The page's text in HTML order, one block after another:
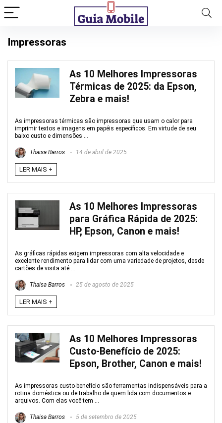
Impressoras
As 10 Melhores Impressoras
Térmicas de 2025: da Epson,
Zebra e mais!
As impressoras térmicas são impressoras que usam o calor para
imprimir textos e imagens em papéis específicos. Em virtude de seu
baixo custo e dimensões ...
Thaisa Barros 14 de abril de 2025
LER MAIS +
As 10 Melhores Impressoras
para Gráfica Rápida de 2025:
HP, Epson, Canon e mais!
As gráficas rápidas exigem impressoras com alta velocidade e
excelente rendimento para lidar com uma variedade de projetos, desde
cartões de visita até ...
Thaisa Barros 25 de agosto de 2025
LER MAIS +
As 10 Melhores Impressoras
Custo-Benefício de 2025:
Epson, Brother, Canon e mais!
As impressoras custo-benefício são ferramentas indispensáveis para a
rotina doméstica ou de trabalho de quem lida com documentos e
arquivos. Com elas você tem ...
Thaisa Barros 5 de setembro de 2025